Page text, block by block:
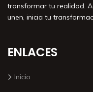
transformar tu realidad.
unen, inicia tu
ENLACES
Inicio